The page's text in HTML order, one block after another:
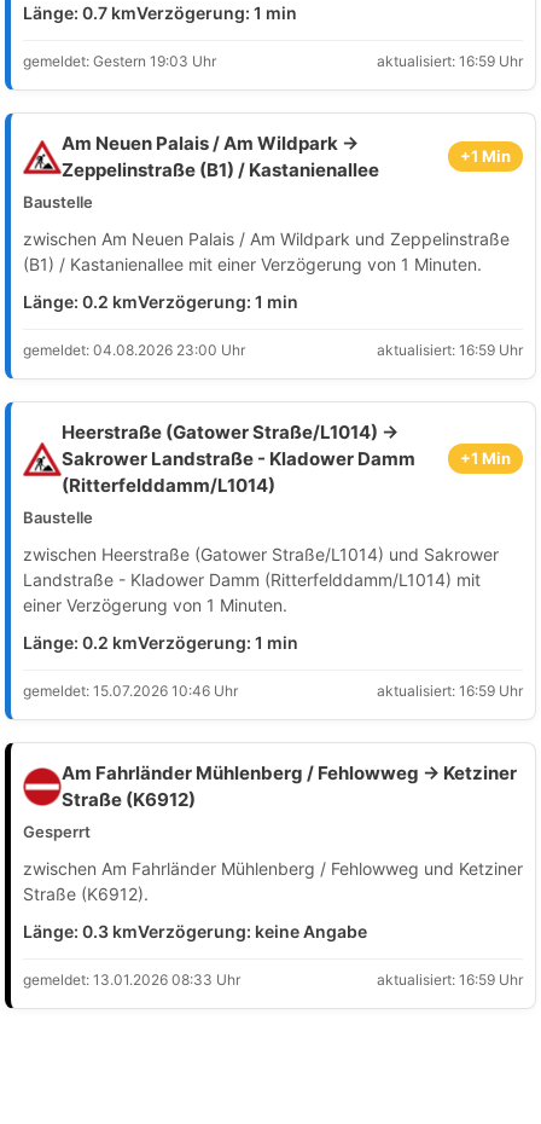
Länge: 0.7 kmVerzögerung: 1 min
gemeldet: Gestern 19:03 Uhr aktualisiert: 16:59 Uhr
Am Neuen Palais / Am Wildpark →
Zeppelinstraße (B1) / Kastanienallee
+1 Min
Baustelle
zwischen Am Neuen Palais / Am Wildpark und Zeppelinstraße
(B1) / Kastanienallee mit einer Verzögerung von 1 Minuten.
Länge: 0.2 kmVerzögerung: 1 min
gemeldet: 04.08.2026 23:00 Uhr aktualisiert: 16:59 Uhr
Heerstraße (Gatower Straße/L1014) →
Sakrower Landstraße - Kladower Damm
(Ritterfelddamm/L1014)
+1 Min
Baustelle
zwischen Heerstraße (Gatower Straße/L1014) und Sakrower
Landstraße - Kladower Damm (Ritterfelddamm/L1014) mit
einer Verzögerung von 1 Minuten.
Länge: 0.2 kmVerzögerung: 1 min
gemeldet: 15.07.2026 10:46 Uhr aktualisiert: 16:59 Uhr
Am Fahrländer Mühlenberg / Fehlowweg → Ketziner
Straße (K6912)
Gesperrt
zwischen Am Fahrländer Mühlenberg / Fehlowweg und Ketziner
Straße (K6912).
Länge: 0.3 kmVerzögerung: keine Angabe
gemeldet: 13.01.2026 08:33 Uhr aktualisiert: 16:59 Uhr